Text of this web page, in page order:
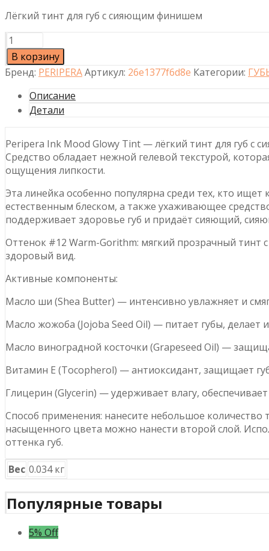
составляла
$4.19.
Лёгкий тинт для губ с сияющим финишем
Количество
товара
Peripera
Ink
Mood
Glowy
Warm-
Gorithm
В корзину
Бренд: PERIPERAАртикул: 26e1377f6d8e Категории:
Описание
Детали
Peripera Ink Mood Glowy Tint — лёгкий тинт для губ с
Средство обладает нежной гелевой текстурой,
ощущения липкости.
Эта линейка особенно популярна среди тех, кто
естественным блеском, а также ухаживающее
поддерживает здоровье губ и придаёт сияющий,
Оттенок #12 Warm-Gorithm: мягкий прозрачный тинт
здоровый вид.
Активные компоненты:
Масло ши (Shea Butter) — интенсивно увлажняет и
Масло жожоба (Jojoba Seed Oil) — питает губы, делает
Масло виноградной косточки (Grapeseed Oil) —
Витамин E (Tocopherol) — антиоксидант, защищает
Глицерин (Glycerin) — удерживает влагу,
Способ применения: нанесите небольшое
насыщенного цвета можно нанести второй слой.
оттенка губ.
Вес 0.034 кг
Популярные товары
5% Off